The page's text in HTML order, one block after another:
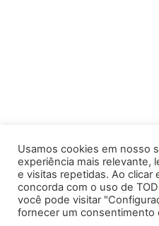
Av. Prof. Armando Alves
Caratinga - MG - 35302-
Usamos cookies em nosso
experiência mais relevante,
e visitas repetidas. Ao clicar
concorda com o uso de
você pode visitar
fornecer um consentimento